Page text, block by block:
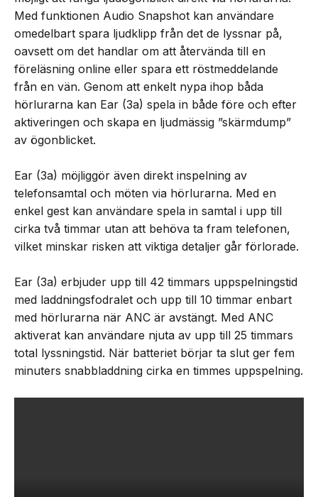
Med funktionen Audio Snapshot kan användare
omedelbart spara ljudklipp från det de lyssnar på,
oavsett om det handlar om att återvända till en
föreläsning online eller spara ett röstmeddelande
från en vän. Genom att enkelt nypa ihop båda
hörlurarna kan Ear (3a) spela in både före och efter
aktiveringen och skapa en ljudmässig ”skärmdump”
av ögonblicket.
Ear (3a) möjliggör även direkt inspelning av
telefonsamtal och möten via hörlurarna. Med en
enkel gest kan användare spela in samtal i upp till
cirka två timmar utan att behöva ta fram telefonen,
vilket minskar risken att viktiga detaljer går förlorade.
Ear (3a) erbjuder upp till 42 timmars uppspelningstid
med laddningsfodralet och upp till 10 timmar enbart
med hörlurarna när ANC är avstängt. Med ANC
aktiverat kan användare njuta av upp till 25 timmars
total lyssningstid. När batteriet börjar ta slut ger fem
minuters snabbladdning cirka en timmes uppspelning.